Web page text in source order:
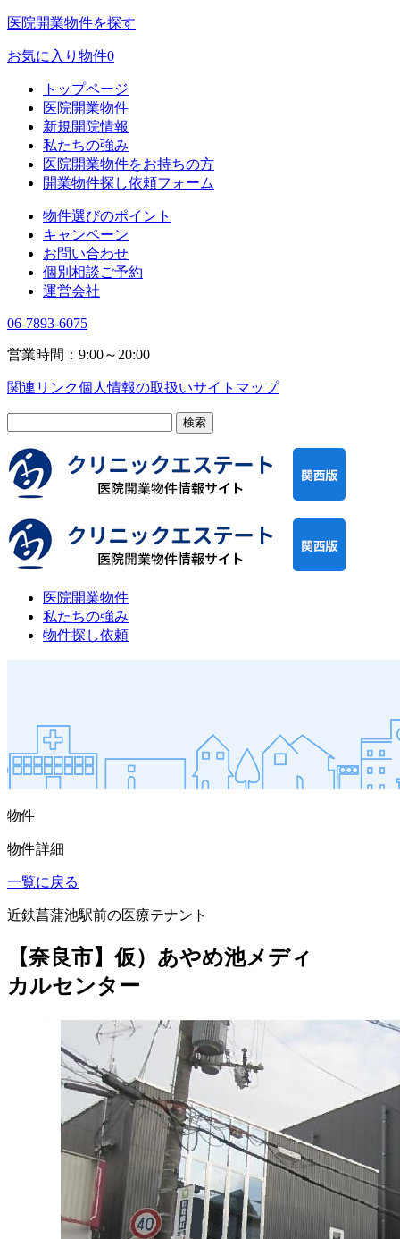
医院開業物件を探す
お気に入り物件0
トップページ
医院開業物件
新規開院情報
私たちの強み
医院開業物件をお持ちの方
開業物件探し依頼フォーム
物件選びのポイント
キャンペーン
お問い合わせ
個別相談ご予約
運営会社
06-7893-6075
営業時間：9:00～20:00
関連リンク個人情報の取扱いサイトマップ
医院開業物件
私たちの強み
物件探し依頼
物件
物件詳細
一覧に戻る
近鉄菖蒲池駅前の医療テナント
【奈良市】仮）あやめ池メディ
カルセンター